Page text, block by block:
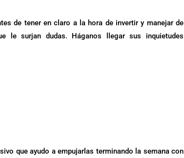
de tener en claro a la hora de invertir y manejar de
le surjan dudas. Háganos llegar sus inquietudes
que ayudo a empujarlas terminando la semana con